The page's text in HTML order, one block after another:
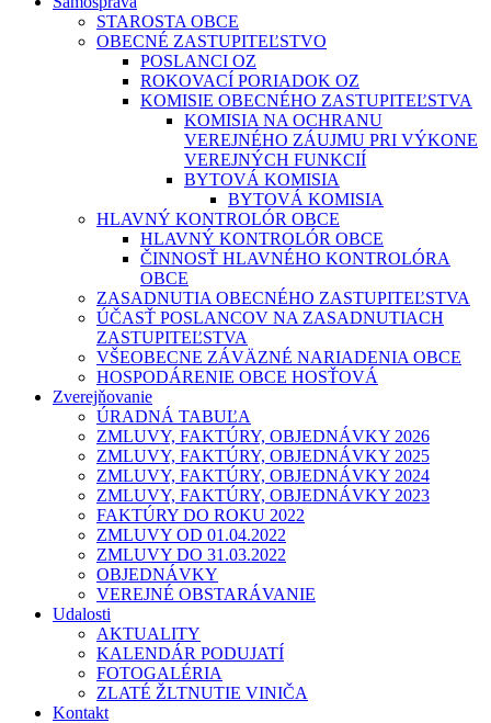
STAROSTA OBCE
OBECNÉ ZASTUPITEĽSTVO
POSLANCI OZ
ROKOVACÍ PORIADOK OZ
KOMISIE OBECNÉHO ZASTUPITEĽSTVA
KOMISIA NA OCHRANU
VEREJNÉHO ZÁUJMU PRI VÝKONE
VEREJNÝCH FUNKCIÍ
BYTOVÁ KOMISIA
BYTOVÁ KOMISIA
HLAVNÝ KONTROLÓR OBCE
HLAVNÝ KONTROLÓR OBCE
ČINNOSŤ HLAVNÉHO KONTROLÓRA
OBCE
ZASADNUTIA OBECNÉHO ZASTUPITEĽSTVA
ÚČASŤ POSLANCOV NA ZASADNUTIACH
ZASTUPITEĽSTVA
VŠEOBECNE ZÁVÄZNÉ NARIADENIA OBCE
HOSPODÁRENIE OBCE HOSŤOVÁ
Zverejňovanie
ÚRADNÁ TABUĽA
ZMLUVY, FAKTÚRY, OBJEDNÁVKY 2026
ZMLUVY, FAKTÚRY, OBJEDNÁVKY 2025
ZMLUVY, FAKTÚRY, OBJEDNÁVKY 2024
ZMLUVY, FAKTÚRY, OBJEDNÁVKY 2023
FAKTÚRY DO ROKU 2022
ZMLUVY OD 01.04.2022
ZMLUVY DO 31.03.2022
OBJEDNÁVKY
VEREJNÉ OBSTARÁVANIE
Udalosti
AKTUALITY
KALENDÁR PODUJATÍ
FOTOGALÉRIA
ZLATÉ ŽLTNUTIE VINIČA
Kontakt